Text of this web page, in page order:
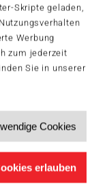
Skripte geladen,
Werbung
zum jederzeit
Sie in unserer
Cookies
erlauben
Einkauf im
>